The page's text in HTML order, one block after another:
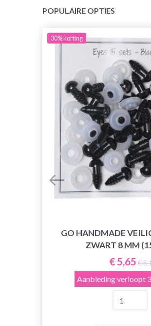
POPULAIRE OPTIES
30%korting
GO HANDMADE
ZWART 8 MM
€ 5,65 €
Aanbieding verloopt